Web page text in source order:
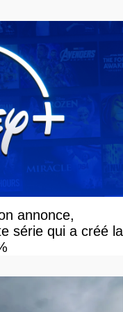
annonce,
série qui a créé la